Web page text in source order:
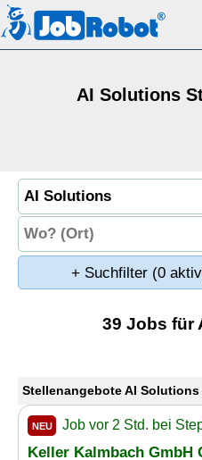
AI Solutions
+ Suchfilter (0
39 Jobs für
Stellenangebote AI
NEU Job vor 2 Std. bei
Keller Kalmbach GmbH